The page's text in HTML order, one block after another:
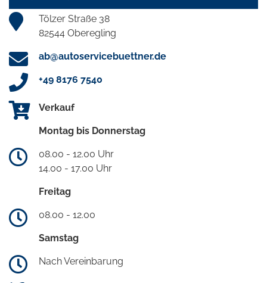
Tölzer Straße 38
82544 Oberegling
ab@autoservicebuettner.de
+49 8176 7540
Verkauf
Montag bis Donnerstag
08.00 - 12.00 Uhr
14.00 - 17.00 Uhr
Freitag
08.00 - 12.00
Samstag
Nach Vereinbarung